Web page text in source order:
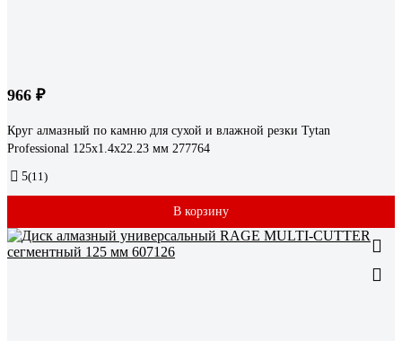
966 ₽
Круг алмазный по камню для сухой и влажной резки Tytan
Professional 125x1.4x22.23 мм 277764
5(11)
В корзину